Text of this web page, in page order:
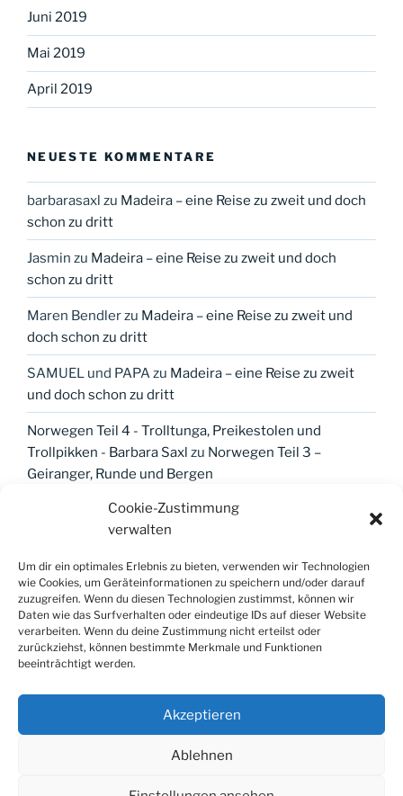
Cookie-Zustimmung
verwalten
Um dir ein optimales Erlebnis zu bieten, verwenden wir Technologien
wie Cookies, um Geräteinformationen zu speichern und/oder darauf
zuzugreifen. Wenn du diesen Technologien zustimmst, können wir
Daten wie das Surfverhalten oder eindeutige IDs auf dieser Website
verarbeiten. Wenn du deine Zustimmung nicht erteilst oder
zurückziehst, können bestimmte Merkmale und Funktionen
beeinträchtigt werden.
Akzeptieren
Ablehnen
Juni 2019
Mai 2019
April 2019
NEUESTE KOMMENTARE
barbarasaxl zu Madeira – eine Reise zu zweit und doch
schon zu dritt
Jasmin zu Madeira – eine Reise zu zweit und doch
schon zu dritt
Maren Bendlerzu Madeira – eine Reise zu zweit und
doch schon zu dritt
SAMUEL und PAPAzu Madeira – eine Reise zu zweit
und doch schon zu dritt
Norwegen Teil 4 - Trolltunga, Preikestolen und
Trollpikken - Barbara Saxl zu Norwegen Teil 3 –
Geiranger, Runde und Bergen
Anmelden
Eintrags-Feed
Kommentar-Feed
WordPress.org